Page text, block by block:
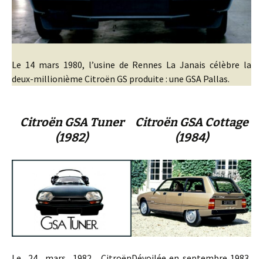
Le 14 mars 1980, l’usine de Rennes La Janais célèbre la
deux-millionième Citroën GS produite : une GSA Pallas.
Citroën GSA Tuner
(1982)
Citroën GSA Cottage
(1984)